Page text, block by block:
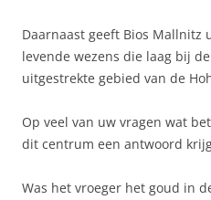
Daarnaast geeft Bios Mallnitz
levende wezens die laag bij
uitgestrekte gebied van de
Op veel van uw vragen wat
dit centrum een antwoord
Was het vroeger het goud in